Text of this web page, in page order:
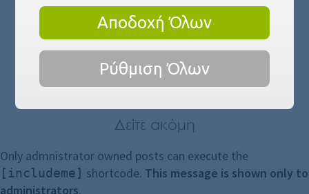
Δείτε ακόμη
Only admnistrator owned posts can execute the
[includeme] shortcode. This message is shown only to
administrators.
Αποδοχή Όλων
Ρύθμιση Όλων